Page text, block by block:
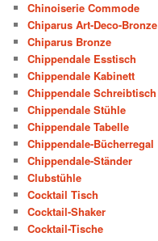
Chinoiserie Commode
Chiparus Art-Deco-Bronze
Chiparus Bronze
Chippendale Esstisch
Chippendale Kabinett
Chippendale Schreibtisch
Chippendale Stühle
Chippendale Tabelle
Chippendale-Bücherregal
Chippendale-Ständer
Clubstühle
Cocktail Tisch
Cocktail-Shaker
Cocktail-Tische